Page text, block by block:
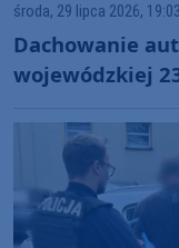
środa, 29 lipca 2026, 19:03
Dachowanie
wojewódzkiej